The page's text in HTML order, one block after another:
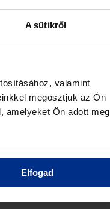
A sütikről
valamint
megosztjuk az Ön
amelyeket Ön adott meg
Elfogad